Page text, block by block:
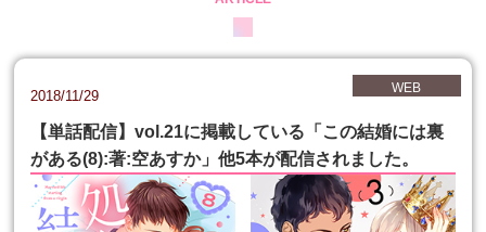
2018/11/29 WEB
【単話配信】vol.21に掲載している「この結婚には裏
がある(8):著:空あすか」他5本が配信されました。